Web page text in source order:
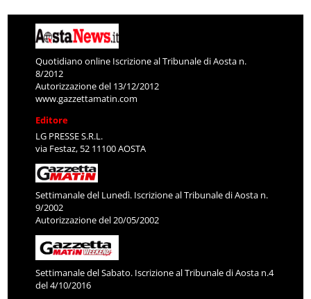
Quotidiano online Iscrizione al Tribunale di Aosta n.
8/2012
Autorizzazione del 13/12/2012
www.gazzettamatin.com
Editore
LG PRESSE S.R.L.
via Festaz, 52 11100 AOSTA
Settimanale del Lunedì. Iscrizione al Tribunale di Aosta n.
9/2002
Autorizzazione del 20/05/2002
Settimanale del Sabato. Iscrizione al Tribunale di Aosta n.4
del 4/10/2016